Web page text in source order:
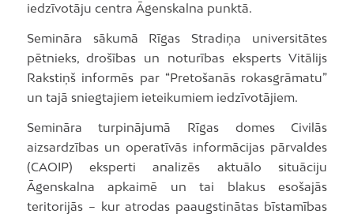
iedzīvotāju centra Āgenskalna punktā.
Semināra sākumā Rīgas Stradiņa universitātes
pētnieks, drošības un noturības eksperts Vitālijs
Rakstiņš informēs par “Pretošanās rokasgrāmatu”
un tajā sniegtajiem ieteikumiem iedzīvotājiem.
Semināra turpinājumā Rīgas domes Civilās
aizsardzības un operatīvās informācijas pārvaldes
(CAOIP) eksperti analizēs aktuālo situāciju
Āgenskalna apkaimē un tai blakus esošajās
teritorijās – kur atrodas paaugstinātas bīstamības